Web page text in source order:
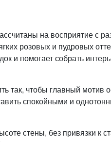
на восприятие с
розовых и пудровых
и помогает собрать
так, чтобы главный мотив
спокойными и
стены, без привязки к